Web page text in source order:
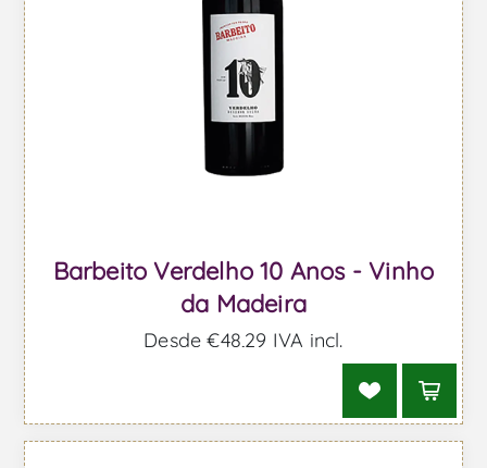
Barbeito Verdelho 10 Anos - Vinho
da Madeira
Desde €48,29 IVA incl.